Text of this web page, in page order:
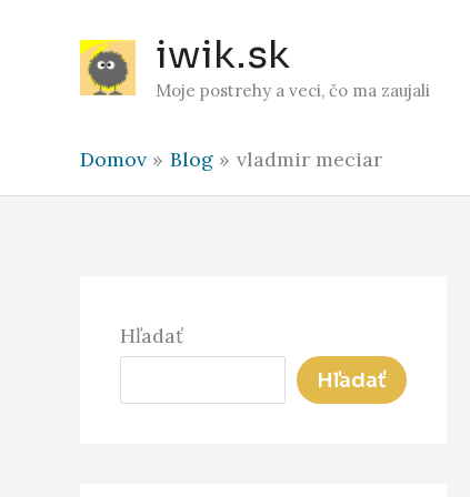
iwik.sk
Moje postrehy a veci, čo ma zaujali
Domov Blog vladmir meciar
Hľadať
Hľadať